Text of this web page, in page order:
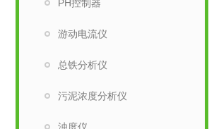
PH控制器
游动电流仪
总铁分析仪
污泥浓度分析仪